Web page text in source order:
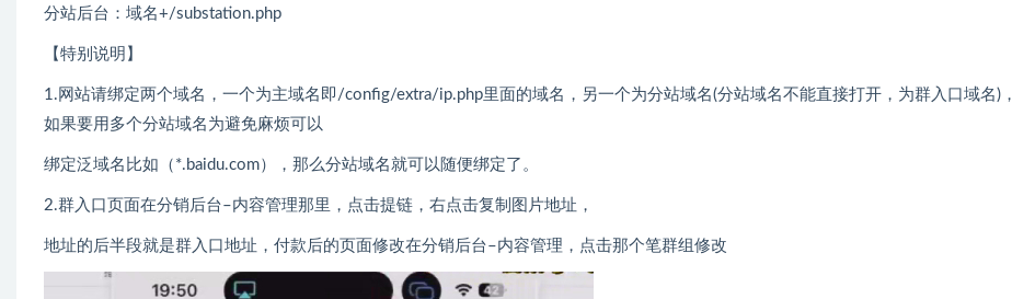
分站后台：域名+/substation.php
【特别说明】
1.网站请绑定两个域名，一个为主域名即/config/extra/ip.php里面的域名，另一个为分站域名(分站域名不能直接打开，为群入口域名)，
如果要用多个分站域名为避免麻烦可以
绑定泛域名比如（*.baidu.com），那么分站域名就可以随便绑定了。
2.群入口页面在分销后台–内容管理那里，点击提链，右点击复制图片地址，
地址的后半段就是群入口地址，付款后的页面修改在分销后台–内容管理，点击那个笔群组修改